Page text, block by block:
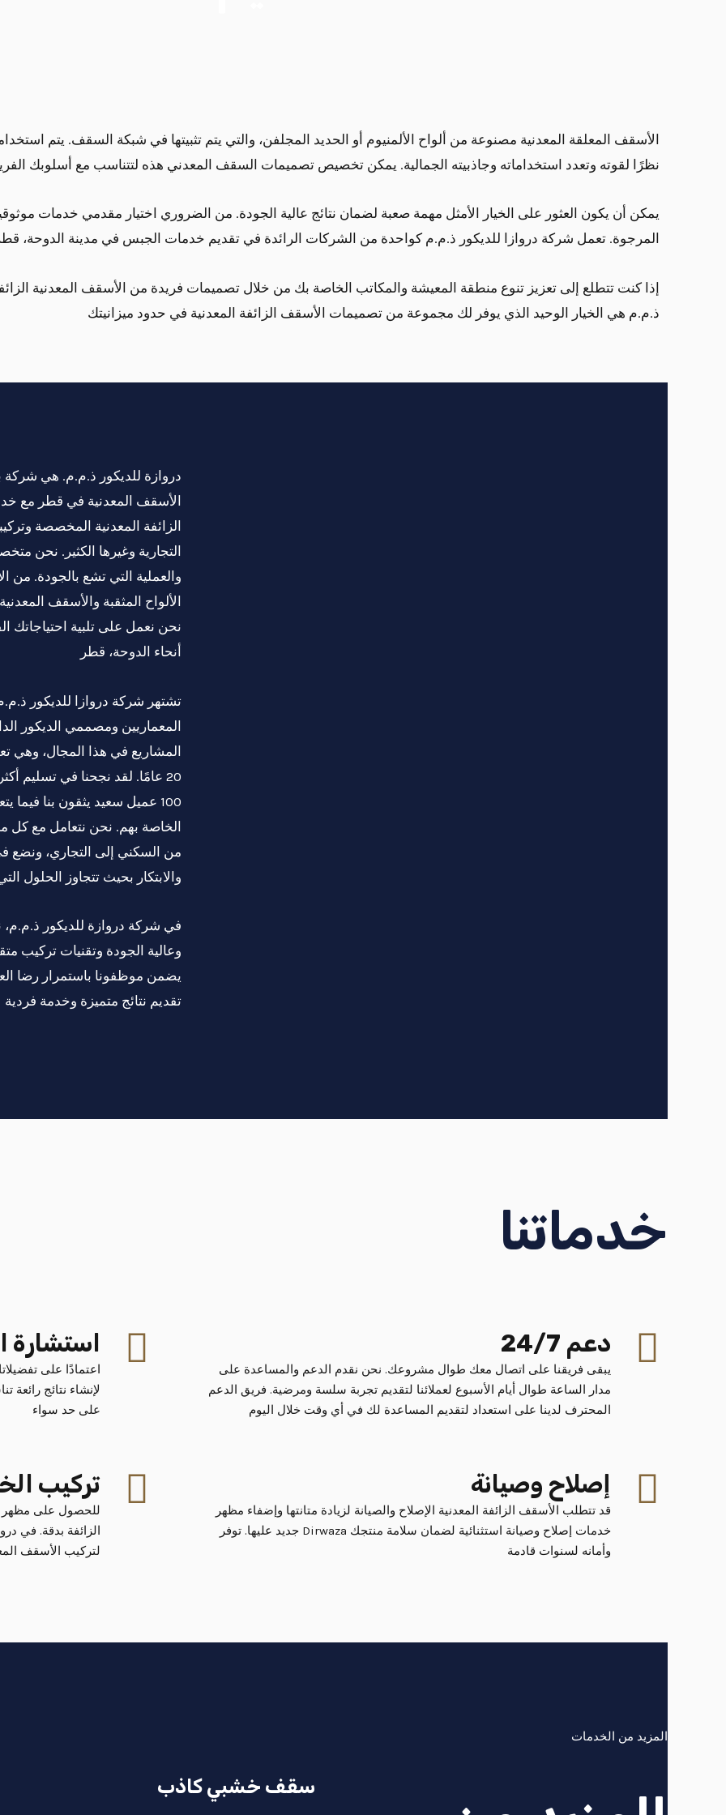
الأسقف المعلقة المعدنية مصنوعة من ألواح الألمنيوم أو الحديد المجلفن، والتي يتم تثبيتها في شبكة السقف. يتم
نظرًا لقوته وتعدد استخداماته وجاذبيته الجمالية. يمكن تخصيص تصميمات السقف المعدني هذه لتتناسب مع أسلوبك
يمكن أن يكون العثور على الخيار الأمثل مهمة صعبة لضمان نتائج عالية الجودة. من الضروري اختيار مقدمي خدمات
المرجوة. تعمل شركة دروازا للديكور ذ.م.م كواحدة من الشركات الرائدة في تقديم خدمات الجبس في مدينة الدوحة،
إذا كنت تتطلع إلى تعزيز تنوع منطقة المعيشة والمكاتب الخاصة بك من خلال تصميمات فريدة من الأسقف المعدنية
ذ.م.م هي الخيار الوحيد الذي يوفر لك مجموعة من تصميمات الأسقف الزائفة المعدنية في حدود ميزانيتك
دروازة للديكور ذ.م.م. هي
الأسقف المعدنية في قطر مع
الزائفة المعدنية المخصصة
التجارية وغيرها الكثير. نحن
والعملية التي تشع بالجودة. من
الألواح المثقبة والأسقف
نحن نعمل على تلبية احتياجاتك
أنحاء الدوحة، قطر
تشتهر شركة دروازا للديكور
المعماريين ومصممي الديكور
المشاريع في هذا المجال، وهي
100 عميل سعيد يثقون بنا
الخاصة بهم. نحن نتعامل مع كل
من السكني إلى التجاري، ونضع في
والابتكار بحيث تتجاوز الحلول
في شركة دروازة للديكور
وعالية الجودة وتقنيات تركيب
يضمن موظفونا باستمرار رضا
تقديم نتائج متميزة وخدمة فردية
خدماتنا
استشارة
اعتمادًا على
لإنشاء نتائج
على حد سواء
دعم 24/7
يبقى فريقنا على اتصال معك طوال مشروعك. نحن نقدم الدعم والمساعدة على
مدار الساعة طوال أيام الأسبوع لعملائنا لتقديم تجربة سلسة ومرضية. فريق الدعم
المحترف لدينا على استعداد لتقديم المساعدة لك في أي وقت خلال اليوم
تركيب
للحصول على مظهر
الزائفة بدقة. في
لتركيب الأسقف
إصلاح وصيانة
قد تتطلب الأسقف الزائفة المعدنية الإصلاح والصيانة لزيادة متانتها وإضفاء مظهر
جديد عليها. توفر Dirwaza خدمات إصلاح وصيانة استثنائية لضمان سلامة منتجك
وأمانه لسنوات قادمة
سقف خشبي كاذب
المزيد من الخدمات